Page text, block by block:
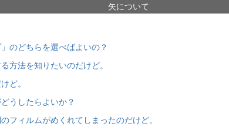
矢について
のどちらを選べばよいの？
方法を知りたいのだけど。
ど。
うしたらよいか？
フィルムがめくれてしまったのだけど。